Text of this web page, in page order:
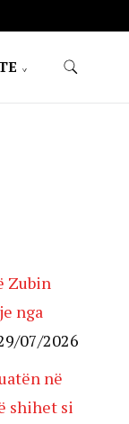
Zubin
nga
07/2026
në
shihet si